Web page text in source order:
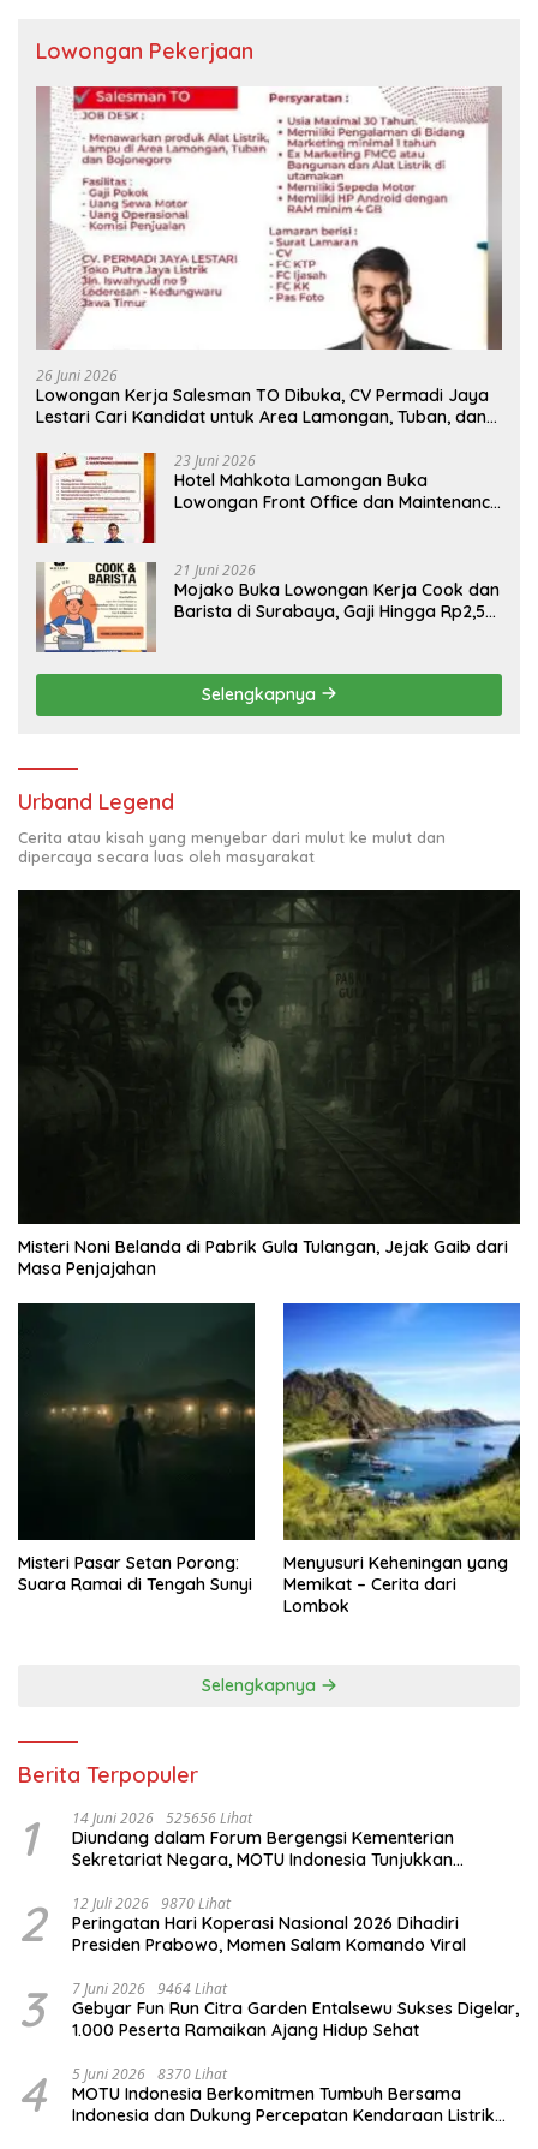
Lowongan Pekerjaan
26 Juni 2026
Lowongan Kerja Salesman TO Dibuka, CV Permadi Jaya
Lestari Cari Kandidat untuk Area Lamongan, Tuban, dan
23 Juni 2026
Hotel Mahkota Lamongan Buka
Lowongan Front Office dan Maintenance
21 Juni 2026
Mojako Buka Lowongan Kerja Cook dan
Barista di Surabaya, Gaji Hingga Rp2,5
Selengkapnya
Urband Legend
Cerita atau kisah yang menyebar dari mulut ke mulut dan
dipercaya secara luas oleh masyarakat
Misteri Noni Belanda di Pabrik Gula Tulangan, Jejak Gaib dari
Masa Penjajahan
Misteri Pasar Setan Porong:
Suara Ramai di Tengah Sunyi
Menyusuri Keheningan yang
Memikat – Cerita dari
Lombok
Selengkapnya
Berita Terpopuler
1 14 Juni 2026 525656 Lihat
Diundang dalam Forum Bergengsi Kementerian
Sekretariat Negara, MOTU Indonesia Tunjukkan
2 12 Juli 2026 9870 Lihat
Peringatan Hari Koperasi Nasional 2026 Dihadiri
Presiden Prabowo, Momen Salam Komando Viral
3 7 Juni 2026 9464 Lihat
Gebyar Fun Run Citra Garden Entalsewu Sukses Digelar,
1.000 Peserta Ramaikan Ajang Hidup Sehat
4 5 Juni 2026 8370 Lihat
MOTU Indonesia Berkomitmen Tumbuh Bersama
Indonesia dan Dukung Percepatan Kendaraan Listrik